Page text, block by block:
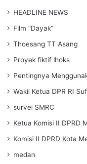
HEADLINE NEWS
Film “Dayak”
Thoesang TT Asang
Proyek fiktif lhoks
Pentingnya
Wakil Ketua DPR RI
survei SMRC
Ketua Komisi II DPRD
Komisi II DPRD Kota
medan